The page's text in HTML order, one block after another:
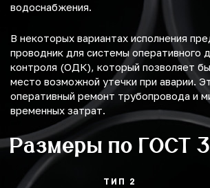
водоснабжения.
В некоторых вариантах исполнения
проводник для системы оперативного
контроля (ОДК), который позволяет
место возможной утечки при аварии.
оперативный ремонт трубопровода и
временных затрат.
Размеры по ГОСТ
ТИП 2